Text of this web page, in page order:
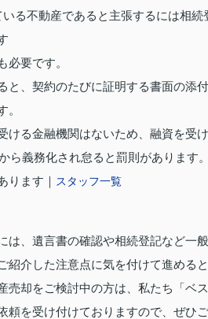
る不動産であると主張するには相
必要です。
と、契約のたびに証明する書面の添
。
る金融機関はないため、融資を受け
ら義務化され怠ると罰則があります。
ります｜ スタッフ一覧
は、遺言書の確認や相続登記など一
介した注意点に気を付けて進めると
却をご検討中の方は、私たち「ベ
を受け付けておりますので、ぜひご